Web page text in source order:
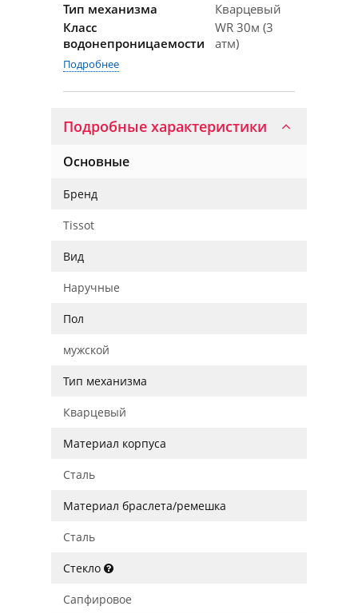
Тип механизма
Кварцевый
Класс
водонепроницаемости
WR 30м (3
атм)
Подробнее
Подробные характеристики
Основные
Бренд
Tissot
Вид
Наручные
Пол
мужской
Тип механизма
Кварцевый
Материал корпуса
Сталь
Материал браслета/ремешка
Сталь
Стекло
Сапфировое